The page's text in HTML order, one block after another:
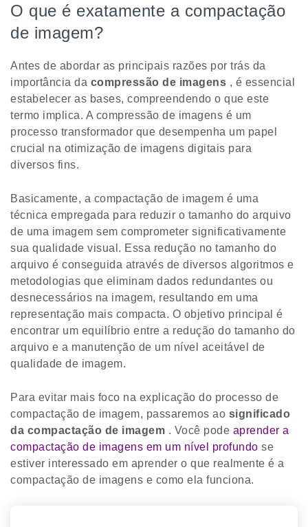
O que é exatamente a compactação
de imagem?
Antes de abordar as principais razões por trás da
importância da compressão de imagens , é essencial
estabelecer as bases, compreendendo o que este
termo implica. A compressão de imagens é um
processo transformador que desempenha um papel
crucial na otimização de imagens digitais para
diversos fins.
Basicamente, a compactação de imagem é uma
técnica empregada para reduzir o tamanho do arquivo
de uma imagem sem comprometer significativamente
sua qualidade visual. Essa redução no tamanho do
arquivo é conseguida através de diversos algoritmos e
metodologias que eliminam dados redundantes ou
desnecessários na imagem, resultando em uma
representação mais compacta. O objetivo principal é
encontrar um equilíbrio entre a redução do tamanho do
arquivo e a manutenção de um nível aceitável de
qualidade de imagem.
Para evitar mais foco na explicação do processo de
compactação de imagem, passaremos ao significado
da compactação de imagem . Você pode aprender a
compactação de imagens em um nível profundo se
estiver interessado em aprender o que realmente é a
compactação de imagens e como ela funciona.